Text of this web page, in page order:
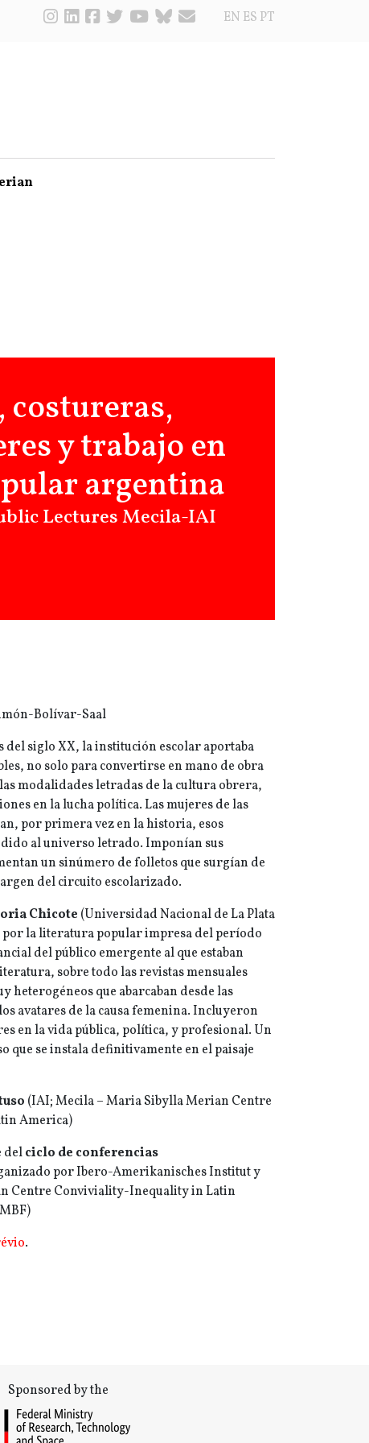
EN ES PT
costureras,
y trabajo en
argentina
Lectures Mecila-IAI
Bolívar-Saal
siglo XX, la institución escolar aportaba
no solo para convertirse en mano de obra
modalidades letradas de la cultura obrera,
en la lucha política. Las mujeres de las
por primera vez en la historia, esos
al universo letrado. Imponían sus
un sinúmero de folletos que surgían de
del circuito escolarizado.
Chicote (Universidad Nacional de La Plata
la literatura popular impresa del período
del público emergente al que estaban
sobre todo las revistas mensuales
heterogéneos que abarcaban desde las
avatares de la causa femenina. Incluyeron
en la vida pública, política, y profesional. Un
que se instala definitivamente en el paisaje
(IAI; Mecila – Maria Sibylla Merian Centre
America)
delciclo de conferencias
por Ibero-Amerikanisches Institut y
Centre Conviviality-Inequality in Latin
.
Sponsored by the